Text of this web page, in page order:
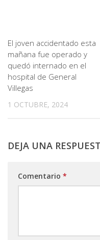
El joven accidentado esta
mañana fue operado y
quedó internado en el
hospital de General
Villegas
1 OCTUBRE, 2024
DEJA UNA
Comentario *